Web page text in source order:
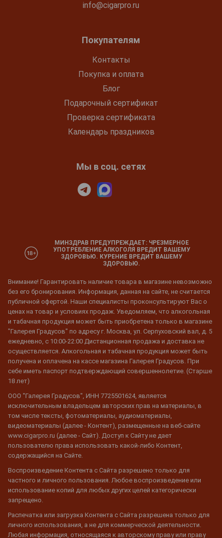
info@cigarpro.ru
Покупателям
Контакты
Покупка и оплата
Блог
Подарочный сертификат
Проверка сертификата
Календарь праздников
Мы в соц. сетях
МИНЗДРАВ ПРЕДУПРЕЖДАЕТ: ЧРЕЗМЕРНОЕ
УПОТРЕБЛЕНИЕ АЛКОГОЛЯ ВРЕДИТ ВАШЕМУ
ЗДОРОВЬЮ. КУРЕНИЕ ВРЕДИТ ВАШЕМУ
ЗДОРОВЬЮ.
Внимание! Гарантировать наличие товара в магазине невозможно
без его бронирования. Информация, данная на сайте, не считается
публичной офертой. Наши специалисты проконсультируют Вас о
ценах на товар и условиях продаж. Уведомляем, что алкогольная
и табачная продукция может быть приобретена только в магазине
"Галерея Градусов" по адресу г. Москва, ул. Серпуховский вал, д. 5
ежедневно, с 10:00-22:00 Дистанционная продажа и доставка не
осуществляется. Алкогольная и табачная продукция может быть
получена и оплачена на кассе магазина Галерея Градусов. При
себе иметь паспорт подтверждающий совершеннолетие. (Старше
18 лет)
ООО "Галерея Градусов", ИНН 7725501624, является
исключительным владельцем авторских прав на материалы, в
том числе тексты, фотоматериалы, аудиоматериалы,
видеоматериалы (далее - Контент), размещенные на веб-сайте
www.cigarpro.ru (далее - Сайт). Доступ к Сайту не дает
пользователю права использовать какой-либо Контент,
содержащийся на Сайте.
Воспроизведение Контента с Сайта разрешено только для
частного и личного пользования. Любое воспроизведение или
использование копий для любых других целей категорически
запрещено.
Распечатка или загрузка Контента с Сайта разрешена только для
личного использования, а не для коммерческой деятельности.
Любая информация, относящаяся к авторскому праву или праву